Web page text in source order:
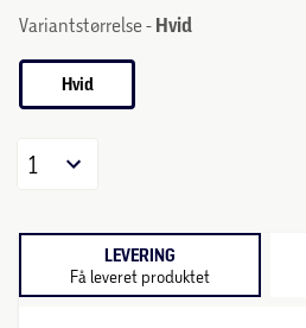
Variantstørrelse - Hvid
Hvid
1
LEVERING
Få leveret produktet